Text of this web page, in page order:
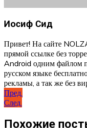
Иосиф Сид
Привет! На сайте
прямой ссылке без
Android одним файлом
русском языке
рекламы, а так же без
Навигация
по
записям
Пред.
След.
Похожие